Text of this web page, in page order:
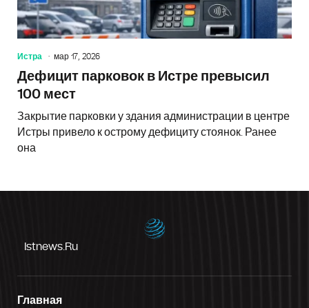
Истра мар 17, 2026
Дефицит парковок в Истре превысил
100 мест
Закрытие парковки у здания администрации в центре
Истры привело к острому дефициту стоянок. Ранее
она
Istnews.ru
Главная